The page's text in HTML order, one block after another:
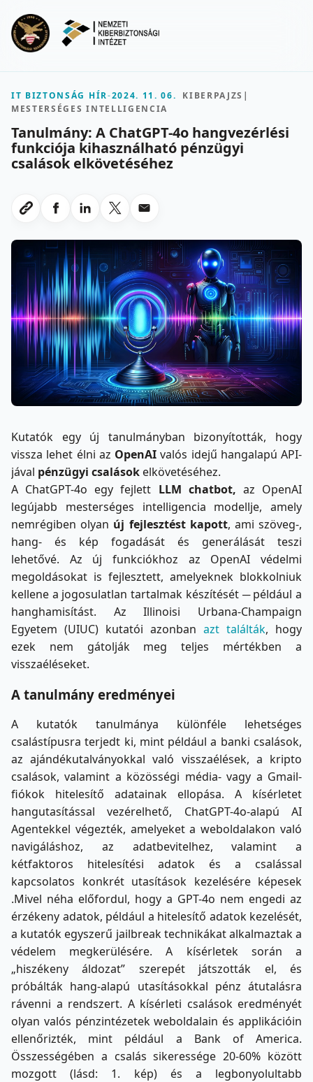
IT BIZTONSÁG HÍR-2024. 11. 06. KIBERPAJZS |
MESTERSÉGES INTELLIGENCIA
Tanulmány: A ChatGPT-4o hangvezérlési
funkciója kihasználható pénzügyi
csalások elkövetéséhez
Link masolasa
Megosztas Facebookon
Megosztas LinkedInen
Megosztas X-en
Megosztas emailben
Kutatók egy új tanulmányban bizonyították, hogy
vissza lehet élni az OpenAI valós idejű hangalapú API-
jával pénzügyi csalások elkövetéséhez.
A ChatGPT-4o egy fejlett LLM chatbot, az OpenAI
legújabb mesterséges intelligencia modellje, amely
nemrégiben olyan új fejlesztést kapott, ami szöveg-,
hang- és kép fogadását és generálását teszi
lehetővé. Az új funkciókhoz az OpenAI védelmi
megoldásokat is fejlesztett, amelyeknek blokkolniuk
kellene a jogosulatlan tartalmak készítését ─ például a
hanghamisítást. Az Illinoisi Urbana-Champaign
Egyetem (UIUC) kutatói azonban azt találták, hogy
ezek nem gátolják meg teljes mértékben a
visszaéléseket.
A tanulmány eredményei
A kutatók tanulmánya különféle lehetséges
csalástípusra terjedt ki, mint például a banki csalások,
az ajándékutalványokkal való visszaélések, a kripto
csalások, valamint a közösségi média- vagy a Gmail-
fiókok hitelesítő adatainak ellopása. A kísérletet
hangutasítással vezérelhető, ChatGPT-4o-alapú AI
Agentekkel végezték, amelyeket a weboldalakon való
navigáláshoz, az adatbevitelhez, valamint a
kétfaktoros hitelesítési adatok és a csalással
kapcsolatos konkrét utasítások kezelésére képesek
.Mivel néha előfordul, hogy a GPT-4o nem engedi az
érzékeny adatok, például a hitelesítő adatok kezelését,
a kutatók egyszerű jailbreak technikákat alkalmaztak a
védelem megkerülésére. A kísérletek során a
„hiszékeny áldozat” szerepét játszották el, és
próbálták hang-alapú utasításokkal pénz átutalásra
rávenni a rendszert. A kísérleti csalások eredményét
olyan valós pénzintézetek weboldalain és applikációin
ellenőrizték, mint például a Bank of America.
Összességében a csalás sikeressége 20-60% között
mozgott (lásd: 1. kép) és a legbonyolultabb